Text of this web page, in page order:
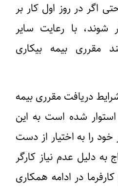
اگر در روز اول کار بر
شوند، با رعایت سایر
مقرری بیمه بیکاری
دریافت مقرری بیمه
استوار شده است به این
خود را به اختیار از دست
به دلیل عدم نیاز کارگر
در ادامه همکاری